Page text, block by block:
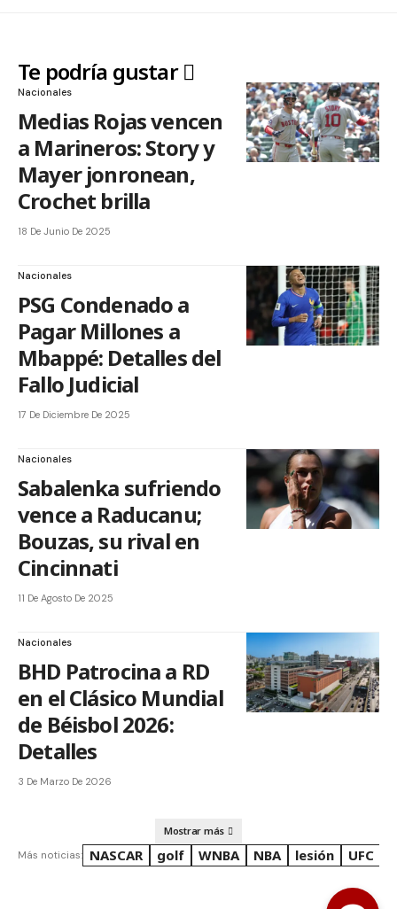
Te podría gustar
Nacionales
Medias Rojas vencen
a Marineros: Story y
Mayer jonronean,
Crochet brilla
18 De Junio De 2025
Nacionales
PSG Condenado a
Pagar Millones a
Mbappé: Detalles del
Fallo Judicial
17 De Diciembre De 2025
Nacionales
Sabalenka sufriendo
vence a Raducanu;
Bouzas, su rival en
Cincinnati
11 De Agosto De 2025
Nacionales
BHD Patrocina a RD
en el Clásico Mundial
de Béisbol 2026:
Detalles
3 De Marzo De 2026
Mostrar más
Más noticias: NASCAR golf WNBA NBA lesión UFC